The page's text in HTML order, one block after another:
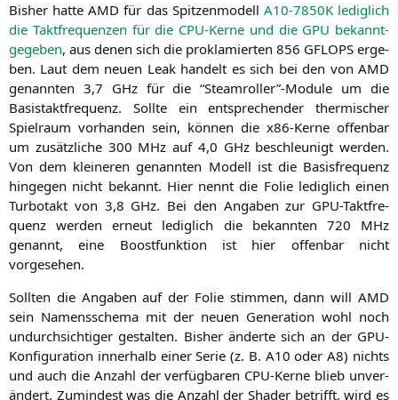
Bis­her hat­teAMD für das Spit­zen­mo­dell A10-7850Kledig­lich
die Takt­fre­quen­zen für die CPU-Ker­ne und die GPU bekannt­
ge­ge­ben, aus denen sich die pro­kla­mier­ten 856 GFLOPS erge­
ben. Laut dem neu­en Leak han­delt es sich bei den von AMD
genann­ten 3,7 GHz für die “Steamroller”-Module um die
Basistakt­fre­quenz. Soll­te ein ent­spre­chen­der ther­mi­scher
Spiel­raum vor­han­den sein, kön­nen die x86-Ker­ne offen­bar
um zusätz­li­che 300 MHz auf 4,0 GHz beschleu­nigt wer­den.
Von dem klei­ne­ren genann­ten Modell ist die Basis­fre­quenz
hin­ge­gen nicht bekannt. Hier nennt die Folie ledig­lich einen
Tur­bo­takt von 3,8 GHz. Bei den Anga­ben zur GPU-Takt­fre­
quenz wer­den erneut ledig­lich die bekann­ten 720 MHz
genannt, eine Boost­funk­ti­on ist hier offen­bar nicht
vorgesehen.
Soll­ten die Anga­ben auf der Folie stim­men, dann will AMD
sein Namens­sche­ma mit der neu­en Gene­ra­ti­on wohl noch
undurch­sich­ti­ger gestal­ten. Bis­her änder­te sich an der GPU-
Kon­fi­gu­ra­ti­on inner­halb einer Serie (z. B. A10 oderA8) nichts
und auch die Anzahl der ver­füg­ba­ren CPU-Ker­ne blieb unver­
än­dert. Zumin­dest was die Anzahl der Shader betrifft, wird es